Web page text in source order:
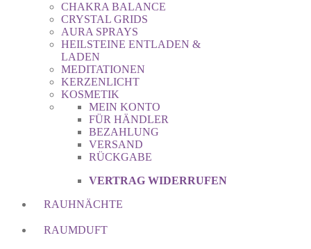
CHAKRA BALANCE
CRYSTAL GRIDS
AURA SPRAYS
HEILSTEINE ENTLADEN &
LADEN
MEDITATIONEN
KERZENLICHT
KOSMETIK
MEIN KONTO
FÜR HÄNDLER
BEZAHLUNG
VERSAND
RÜCKGABE
VERTRAG WIDERRUFEN
RAUHNÄCHTE
RAUMDUFT